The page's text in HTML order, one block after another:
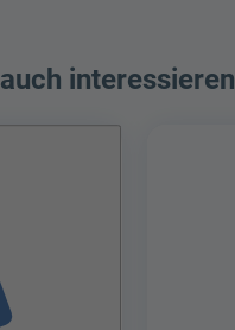
interessieren